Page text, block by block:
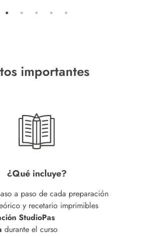
importantes
¿Qué incluye?
a paso de cada preparación
y recetario imprimibles
StudioPas
durante el curso